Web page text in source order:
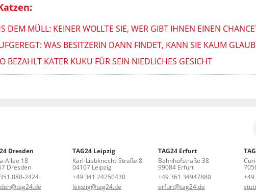
:
DEM MÜLL: KEINER WOLLTE SIE, WER GIBT IHNEN EINEN
WAS BESITZERIN DANN FINDET, KANN SIE KAUM
BEZAHLT KATER KUKU FÜR SEIN NIEDLICHES GESICHT
Dresden
Allee 18
Dresden
888-2424
TAG24 Leipzig
Karl-Liebknecht-Straße 8
04107 Leipzig
+49 341 24250430
leipzig@tag24.de
TAG24 Erfurt
Bahnhofstraße 38
99084 Erfurt
+49 361 34947880
erfurt@tag24.de
+49